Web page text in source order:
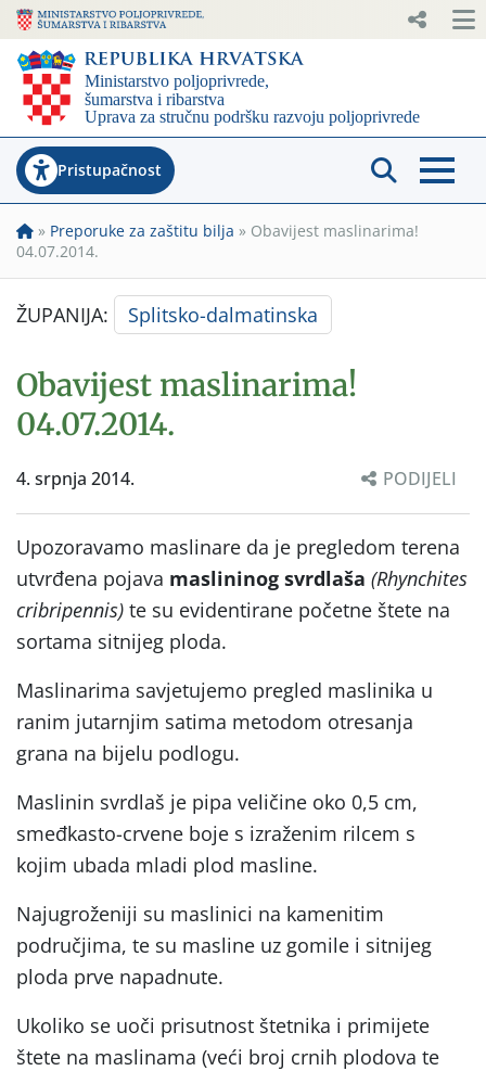
Pristupačnost
» Preporuke za zaštitu bilja » Obavijest maslinarima!
04.07.2014.
ŽUPANIJA: Splitsko-dalmatinska
Obavijest maslinarima!
04.07.2014.
4. srpnja 2014. PODIJELI
Upozoravamo maslinare da je pregledom terena
utvrđena pojava maslininog svrdlaša (Rhynchites
cribripennis) te su evidentirane početne štete na
sortama sitnijeg ploda.
Maslinarima savjetujemo pregled maslinika u
ranim jutarnjim satima metodom otresanja
grana na bijelu podlogu.
Maslinin svrdlaš je pipa veličine oko 0,5 cm,
smeđkasto-crvene boje s izraženim rilcem s
kojim ubada mladi plod masline.
Najugroženiji su maslinici na kamenitim
područjima, te su masline uz gomile i sitnijeg
ploda prve napadnute.
Ukoliko se uoči prisutnost štetnika i primijete
štete na maslinama (veći broj crnih plodova te